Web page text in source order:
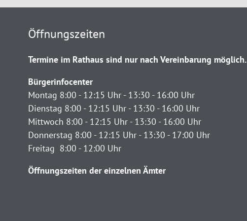
Öffnungszeiten
Termine im Rathaus sind nur nach Vereinbarung möglich.
Bürgerinfocenter
Montag 8:00 - 12:15 Uhr - 13:30 - 16:00 Uhr
Dienstag 8:00 - 12:15 Uhr - 13:30 - 16:00 Uhr
Mittwoch 8:00 - 12:15 Uhr - 13:30 - 16:00 Uhr
Donnerstag 8:00 - 12:15 Uhr - 13:30 - 17:00 Uhr
Freitag 8:00 - 12:00 Uhr
Öffnungszeiten der einzelnen Ämter